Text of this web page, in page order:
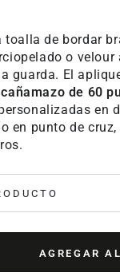
toalla de bordar
o
guarda. El
de 60
en
en punto de
AGREGAR